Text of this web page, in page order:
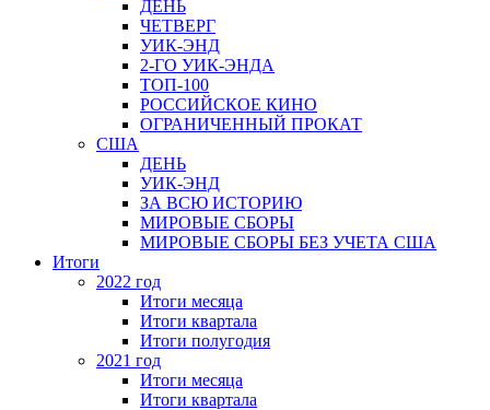
ДЕНЬ
ЧЕТВЕРГ
УИК-ЭНД
2-ГО УИК-ЭНДА
ТОП-100
РОССИЙСКОЕ КИНО
ОГРАНИЧЕННЫЙ ПРОКАТ
США
ДЕНЬ
УИК-ЭНД
ЗА ВСЮ ИСТОРИЮ
МИРОВЫЕ СБОРЫ
МИРОВЫЕ СБОРЫ БЕЗ УЧЕТА США
Итоги
2022 год
Итоги месяца
Итоги квартала
Итоги полугодия
2021 год
Итоги месяца
Итоги квартала